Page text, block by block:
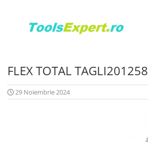
Produse
FLEX TOTAL TAGLI201258
29 Noiembrie 2024